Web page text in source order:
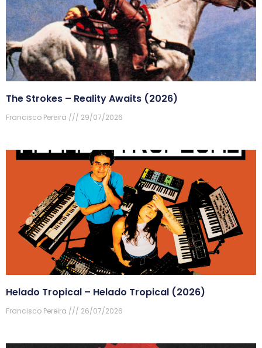
The Strokes – Reality Awaits (2026)
Francisco Pereira 29/07/2026
Helado Tropical – Helado Tropical (2026)
Francisco Pereira 26/07/2026